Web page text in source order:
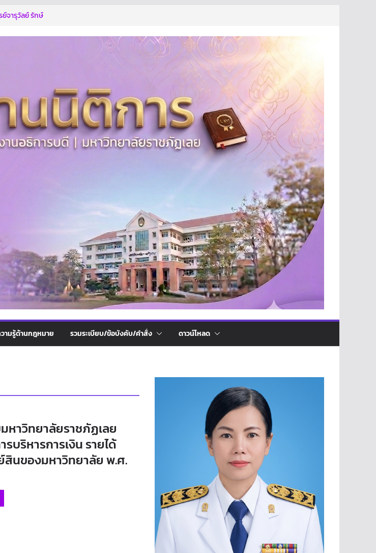
ย์จารุวัลย์ รักษ์
ทุจริต รู้เท่า
จริต” ประจำ
าร่วมการฝึก
ใส (Integrity
ามรู้ด้านกฎหมาย รวมระเบียบ/ข้อบังคับ/คำสั่ง ดาวน์โหลด
หาวิทยาลัยราชภัฏเลย
รบริหารการเงิน รายได้
สินของมหาวิทยาลัย พ.ศ.